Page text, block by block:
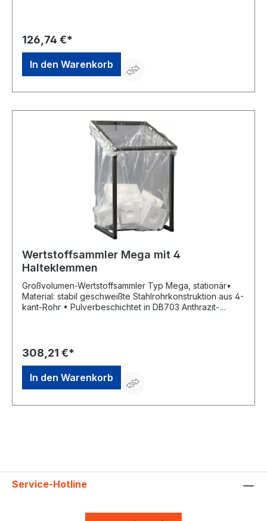
126,74 €*
In den Warenkorb
Wertstoffsammler Mega mit 4
Halteklemmen
Großvolumen-Wertstoffsammler Typ Mega, stationär•
Material: stabil geschweißte Stahlrohrkonstruktion aus 4-
kant-Rohr • Pulverbeschichtet in DB703 Anthrazit-
Säcke ab 2900 mm Umfang Lieferung:
1Montagematerial, 4 Klemmen, 1 1000-l-Kunststoff-
Wertstoffsack. Hinweis: Zerlegte Anlieferung.Hersteller:
Rottner Security GmbH, Sebastianigasse, 83395
308,21 €*
In den Warenkorb
Service-Hotline